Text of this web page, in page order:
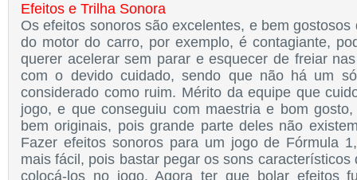
Efeitos e Trilha Sonora
Os efeitos sonoros são excelentes, e bem
do motor do carro, por exemplo, é contagiante,
querer acelerar sem parar e esquecer de freiar
com o devido cuidado, sendo que não há um
considerado como ruim. Mérito da equipe que
jogo, e que conseguiu com maestria e bom
bem originais, pois grande parte deles não
Fazer efeitos sonoros para um jogo de Fórmula
mais fácil, pois bastar pegar os sons característicos
colocá-los no jogo. Agora ter que bolar efeitos